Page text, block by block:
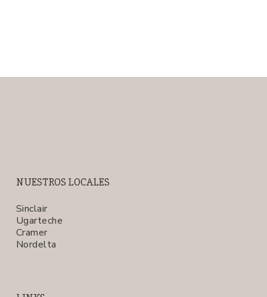
NUESTROS LOCALES
Sinclair
Ugarteche
Cramer
Nordelta